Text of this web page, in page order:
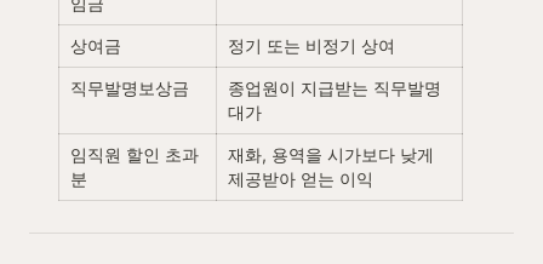
상여금 정기 또는 비정기 상여
직무발명보상금
종업원이 지급받는 직무발명
대가
임직원 할인 초과
분
재화, 용역을 시가보다 낮게
제공받아 얻는 이익